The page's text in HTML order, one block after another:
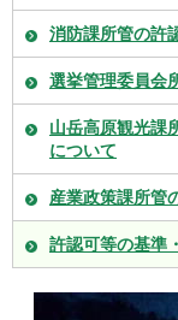
消防課所管の許
選挙管理委員会
山岳高原観光課
について
産業政策課所管
許認可等の基準